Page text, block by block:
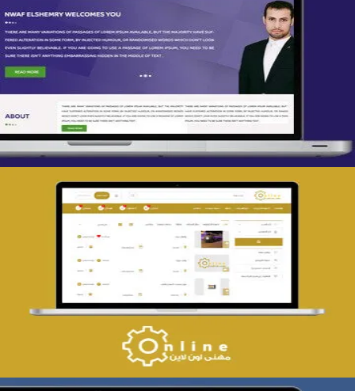
تصميم spring life
تصميم حراج مهنى
التفاصيل